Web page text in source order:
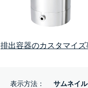
排出容器のカスタマイズ
表示方法： サムネイル